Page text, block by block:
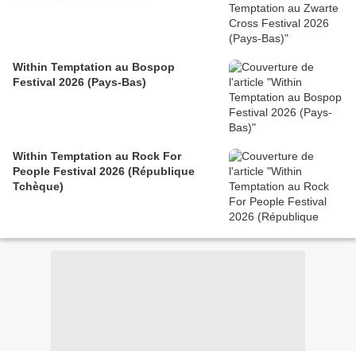
Within Temptation au Bospop
Festival 2026 (Pays-Bas)
Within Temptation au Rock For
People Festival 2026 (République
Tchèque)